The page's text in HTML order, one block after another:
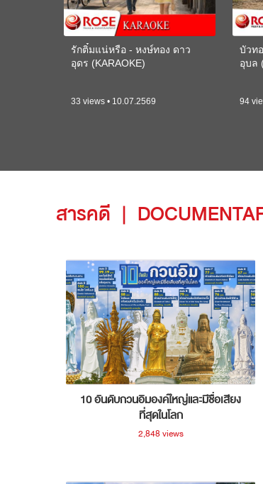
รักติ๋มแน่หรือ - หงษ์ทอง ดาว
อุดร (KARAOKE)
33 views • 10.07.2569
บัวท
อุบล
94
สารคดี |
10 อันดับกวนอิมองค์ใหญ่และมีชื่อเสียง
ที่สุดในโลก
2,848 views